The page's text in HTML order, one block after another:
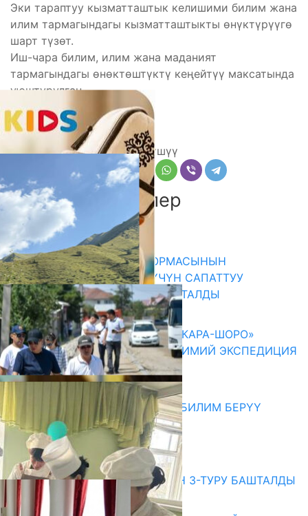
Эки тараптуу кызматташтык келишими билим жана
илим тармагындагы кызматташтыкты өнүктүрүүгө
шарт түзөт.
Иш-чара билим, илим жана маданият
тармагындагы өнөктөштүктү кеңейтүү максатында
уюштурулган.
(БК)
Бөлүшүү
Комментарийлер
Акыркы жаңылыктар
«НУРКИДС» ЭКОПЛАТФОРМАСЫНЫН
ТААНЫТЫМЫ: БАЛДАР ҮЧҮН САПАТТУУ
КЫРГЫЗЧА КОНТЕНТ СУНУШТАЛДЫ
06.08.2026
ОШМУНУН ОКУТУУЧУЛАРЫ «КАРА-ШОРО»
ЖАРАТЫЛЫШ ПАРКЫНДА ИЛИМИЙ ЭКСПЕДИЦИЯ
ӨТКӨРҮШТҮ
06.08.2026
МЭР АЙБЕК ДЖУНУШАЛИЕВ БИЛИМ БЕРҮҮ
МЕКЕМЕЛЕРИН КЫДЫРДЫ
06.08.2026
Абитуриент
ЖОЖДОРГО КАБЫЛ АЛУУНУН 3-ТУРУ БАШТАЛДЫ
27.07.2026